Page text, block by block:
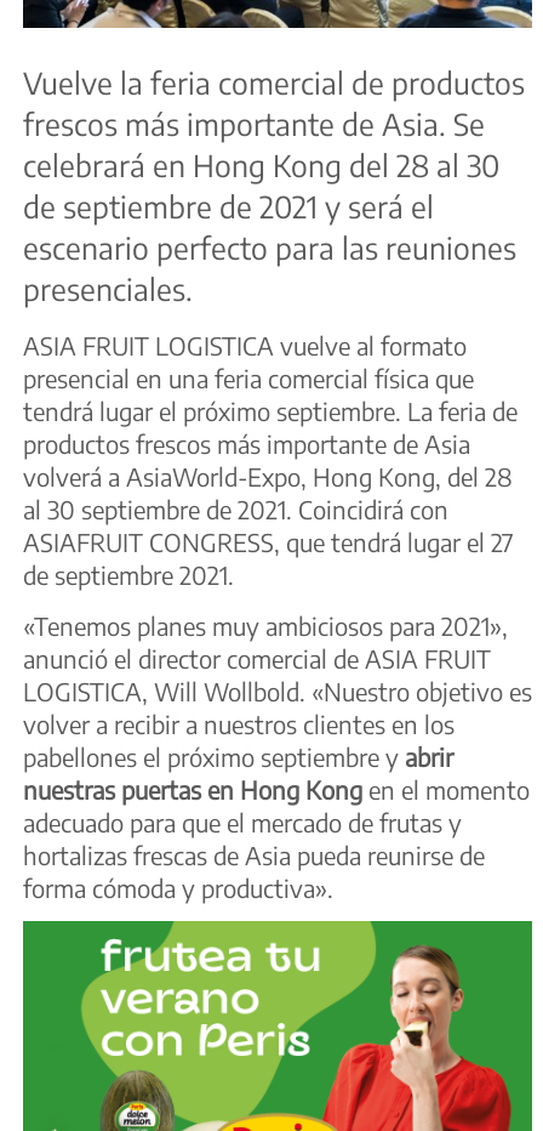
Vuelve la feria comercial de productos
frescos más importante de Asia. Se
celebrará en Hong Kong del 28 al 30
de septiembre de 2021 y será el
escenario perfecto para las reuniones
presenciales.
ASIA FRUIT LOGISTICA vuelve al formato
presencial en una feria comercial física que
tendrá lugar el próximo septiembre. La feria de
productos frescos más importante de Asia
volverá a AsiaWorld-Expo, Hong Kong, del 28
al 30 septiembre de 2021. Coincidirá con
ASIAFRUIT CONGRESS, que tendrá lugar el 27
de septiembre 2021.
«Tenemos planes muy ambiciosos para 2021»,
anunció el director comercial de ASIA FRUIT
LOGISTICA, Will Wollbold. «Nuestro objetivo es
volver a recibir a nuestros clientes en los
pabellones el próximo septiembre y abrir
nuestras puertas en Hong Kong en el momento
adecuado para que el mercado de frutas y
hortalizas frescas de Asia pueda reunirse de
forma cómoda y productiva».